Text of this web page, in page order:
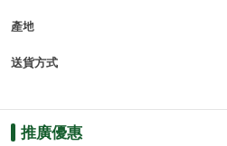
產地
送貨方式
推廣優惠